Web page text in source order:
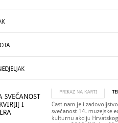
I
PRIKAZ NA KARTI
Čast nam je i
svečanost 14. muzejske
kulturnu akciju